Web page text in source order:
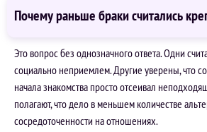
Почему раньше браки считались
Это вопрос без однозначного ответа. Одни
социально неприемлем. Другие уверены, что
начала знакомства просто отсеивал
полагают, что дело в меньшем количестве
сосредоточенности на отношениях.